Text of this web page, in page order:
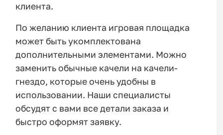
клиента.
По желанию клиента игровая площадка
может быть укомплектована
дополнительными элементами. Можно
заменить обычные качели на качели-
гнездо, которые очень удобны в
использовании. Наши специалисты
обсудят с вами все детали заказа и
быстро оформят заявку.